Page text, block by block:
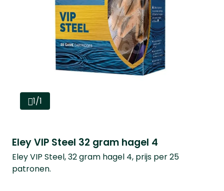
1/1
Eley VIP Steel 32 gram hagel 4
Eley VIP Steel, 32 gram hagel 4, prijs per 25
patronen.